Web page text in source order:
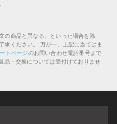
の商品と異なる、といった場合を除
承ください。
万が一、上記に当てはま
トページのお問い合わせ電話番号まで
品・交換については受付けておりませ